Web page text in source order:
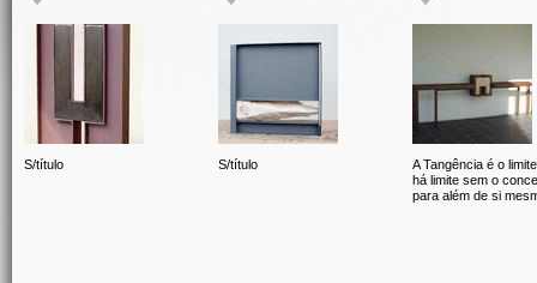
S/título S/título
A Tangência é o
há limite sem o
para além de si